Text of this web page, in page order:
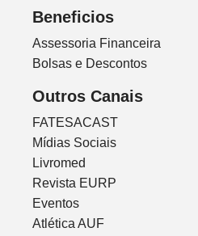
Beneficios
Assessoria Financeira
Bolsas e Descontos
Outros Canais
FATESACAST
Mídias Sociais
Livromed
Revista EURP
Eventos
Atlética AUF